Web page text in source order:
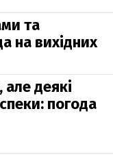
та
на вихідних
деякі
погода